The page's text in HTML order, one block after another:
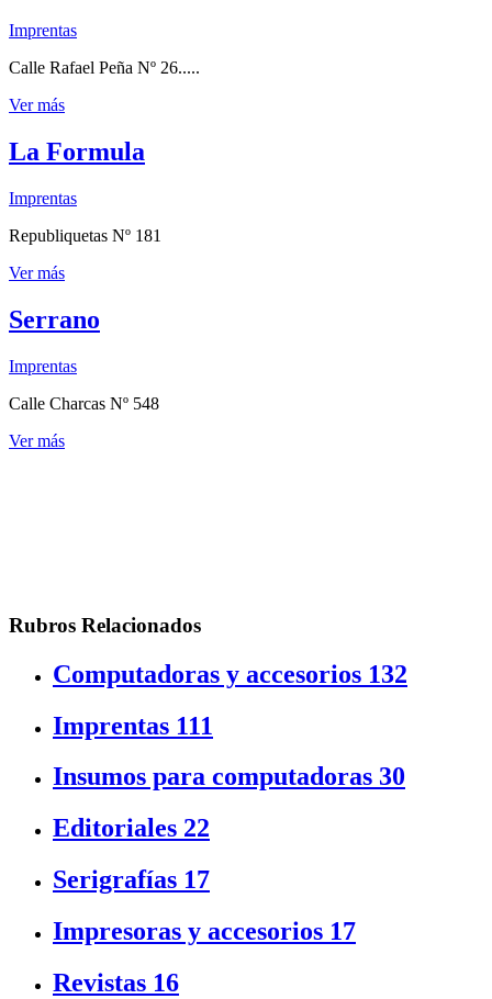
Imprentas
Calle Rafael Peña Nº 26.....
Ver más
La Formula
Imprentas
Republiquetas Nº 181
Ver más
Serrano
Imprentas
Calle Charcas Nº 548
Ver más
Rubros Relacionados
Computadoras y accesorios 132
Imprentas 111
Insumos para computadoras 30
Editoriales 22
Serigrafías 17
Impresoras y accesorios 17
Revistas 16